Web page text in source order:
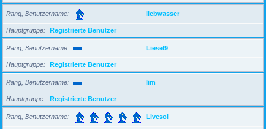
Rang, Benutzername liebwasser
Hauptgruppe Registrierte Benutzer
Rang, Benutzername Liesel9
Hauptgruppe Registrierte Benutzer
Rang, Benutzername lim
Hauptgruppe Registrierte Benutzer
Rang, Benutzername Livesol